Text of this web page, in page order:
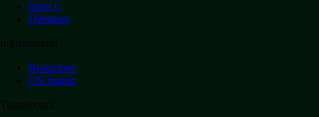
Serie C
Dilettanti
Redazione
Chi Siamo